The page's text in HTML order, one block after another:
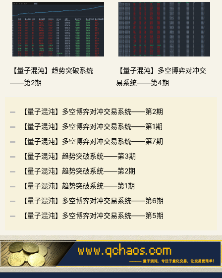
【量子混沌】趋势突破系统
——第2期
【量子混沌】多空博弈对冲交
易系统——第4期
【量子混沌】多空博弈对冲交易系统——第2期
【量子混沌】多空博弈对冲交易系统——第1期
【量子混沌】多空博弈对冲交易系统——第7期
【量子混沌】趋势突破系统——第3期
【量子混沌】趋势突破系统——第2期
【量子混沌】趋势突破系统——第1期
【量子混沌】多空博弈对冲交易系统——第6期
【量子混沌】多空博弈对冲交易系统——第5期